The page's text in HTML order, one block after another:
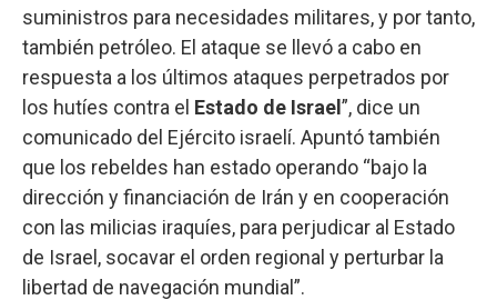
suministros para necesidades militares, y por tanto,
también petróleo. El ataque se llevó a cabo en
respuesta a los últimos ataques perpetrados por
los hutíes contra el Estado de Israel ”, dice un
comunicado del Ejército israelí. Apuntó también
que los rebeldes han estado operando “bajo la
dirección y financiación de Irán y en cooperación
con las milicias iraquíes, para perjudicar al Estado
de Israel, socavar el orden regional y perturbar la
libertad de navegación mundial”.